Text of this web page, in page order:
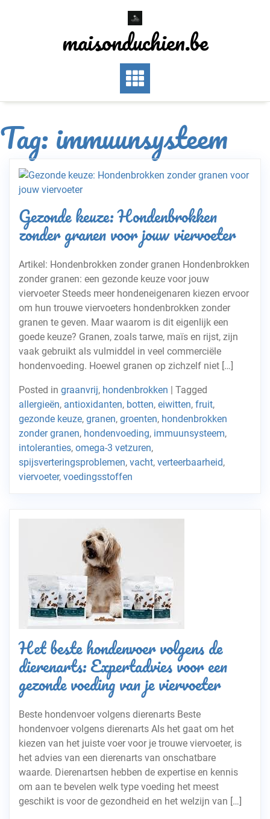
maisonduchien.be
Tag:immuunsysteem
Gezonde keuze: Hondenbrokken
zonder granen voor jouw viervoeter
Artikel: Hondenbrokken zonder granen Hondenbrokken
zonder granen: een gezonde keuze voor jouw
viervoeter Steeds meer hondeneigenaren kiezen ervoor
om hun trouwe viervoeters hondenbrokken zonder
granen te geven. Maar waarom is dit eigenlijk een
goede keuze? Granen, zoals tarwe, maïs en rijst, zijn
vaak gebruikt als vulmiddel in veel commerciële
hondenvoeding. Hoewel granen op zichzelf niet […]
Posted in graanvrij, hondenbrokken | Tagged
allergieën, antioxidanten, botten, eiwitten, fruit,
gezonde keuze, granen, groenten, hondenbrokken
zonder granen, hondenvoeding, immuunsysteem,
intoleranties, omega-3 vetzuren,
spijsverteringsproblemen, vacht, verteerbaarheid,
viervoeter, voedingsstoffen
Het beste hondenvoer volgens de
dierenarts: Expertadvies voor een
gezonde voeding van je viervoeter
Beste hondenvoer volgens dierenarts Beste
hondenvoer volgens dierenarts Als het gaat om het
kiezen van het juiste voer voor je trouwe viervoeter, is
het advies van een dierenarts van onschatbare
waarde. Dierenartsen hebben de expertise en kennis
om aan te bevelen welk type voeding het meest
geschikt is voor de gezondheid en het welzijn van […]